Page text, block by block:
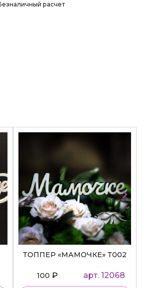
расчет
ТОППЕР «МАМОЧКЕ» Т002
100₽ арт. 12068